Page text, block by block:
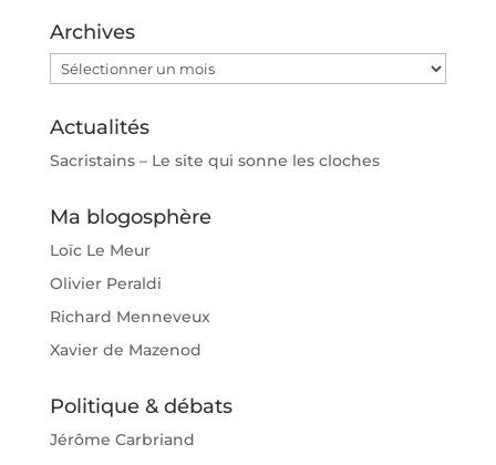
Archives
Archives
Actualités
Sacristains – Le site qui sonne les cloches
Ma blogosphère
Loïc Le Meur
Olivier Peraldi
Richard Menneveux
Xavier de Mazenod
Politique & débats
Jérôme Carbriand